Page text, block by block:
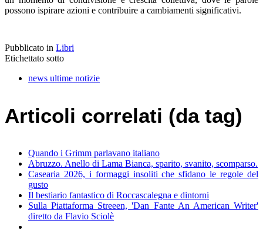
possono ispirare azioni e contribuire a cambiamenti significativi.
Pubblicato in Libri
Etichettato sotto
news ultime notizie
Articoli correlati (da tag)
Quando i Grimm parlavano italiano
Abruzzo. Anello di Lama Bianca, sparito, svanito, scomparso.
Casearia 2026, i formaggi insoliti che sfidano le regole del
gusto
Il bestiario fantastico di Roccascalegna e dintorni
Sulla Piattaforma Streeen, 'Dan Fante An American Writer'
diretto da Flavio Sciolè